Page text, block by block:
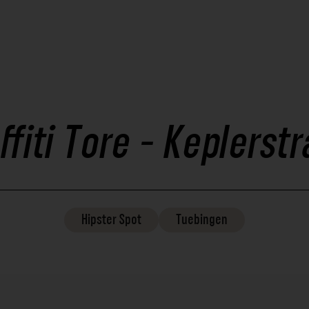
Tore -
HipsterSpot Tuebingen